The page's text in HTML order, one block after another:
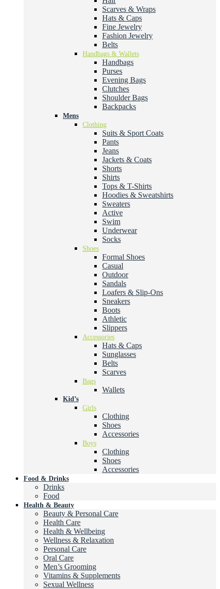
Scarves & Wraps
Hats & Caps
Fine Jewelry
Fashion Jewelry
Belts
Handbags & Wallets
Handbags
Purses
Evening Bags
Clutches
Shoulder Bags
Backpacks
Mens
Clothing
Suits & Sport Coats
Pants
Jeans
Jackets & Coats
Shorts
Shirts
Tops & T-Shirts
Hoodies & Sweatshirts
Sweaters
Active
Swim
Underwear
Socks
Shoes
Formal Shoes
Casual
Outdoor
Sandals
Loafers & Slip-Ons
Sneakers
Boots
Athletic
Slippers
Accessories
Hats & Caps
Sunglasses
Belts
Scarves
Bags
Wallets
Kid’s
Girls
Clothing
Shoes
Accessories
Boys
Clothing
Shoes
Accessories
Food & Drinks
Drinks
Food
Health & Beauty
Beauty & Personal Care
Health Care
Health & Wellbeing
Wellness & Relaxation
Personal Care
Oral Care
Men’s Grooming
Vitamins & Supplements
Sexual Wellness